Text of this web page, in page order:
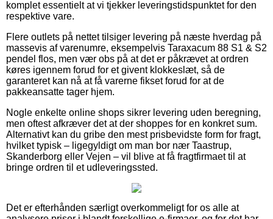
komplet essentielt at vi tjekker leveringstidspunktet for den
respektive vare.
Flere outlets på nettet tilsiger levering på næste hverdag på
massevis af varenumre, eksempelvis Taraxacum 88 S1 & S2
pendel flos, men vær obs på at det er påkrævet at ordren
køres igennem forud for et givent klokkeslæt, så de
garanteret kan nå at få varerne fikset forud for at de
pakkeansatte tager hjem.
Nogle enkelte online shops sikrer levering uden beregning,
men oftest afkræver det at der shoppes for en konkret sum.
Alternativt kan du gribe den mest prisbevidste form for fragt,
hvilket typisk – ligegyldigt om man bor nær Taastrup,
Skanderborg eller Vejen – vil blive at få fragtfirmaet til at
bringe ordren til et udleveringssted.
Det er efterhånden særligt overkommeligt for os alle at